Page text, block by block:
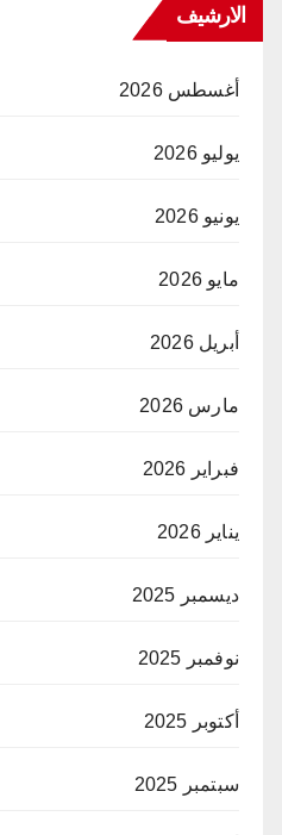
الارشيف
أغسطس 2026
يوليو 2026
يونيو 2026
مايو 2026
أبريل 2026
مارس 2026
فبراير 2026
يناير 2026
ديسمبر 2025
نوفمبر 2025
أكتوبر 2025
سبتمبر 2025